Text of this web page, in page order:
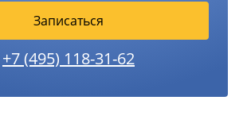
Записаться
+7 (495) 118-31-62